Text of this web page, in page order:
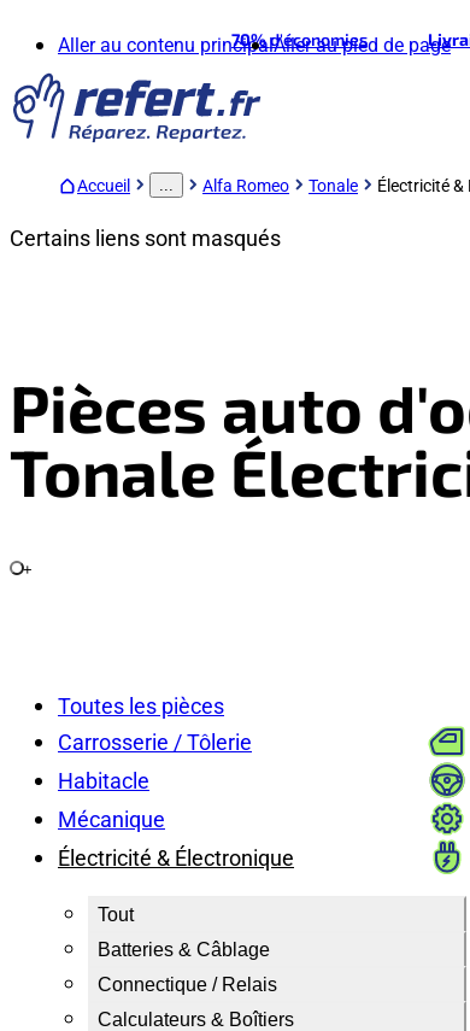
Aller au contenu principalAller au pied de page
70%d'économies
Accueil ... Alfa Romeo Tonale Électricité
Certains liens sont masqués
Pièces auto
Tonale
+
Toutes les pièces
Carrosserie / Tôlerie
Habitacle
Mécanique
Électricité & Électronique
Tout
Batteries & Câblage
Connectique / Relais
Calculateurs & Boîtiers